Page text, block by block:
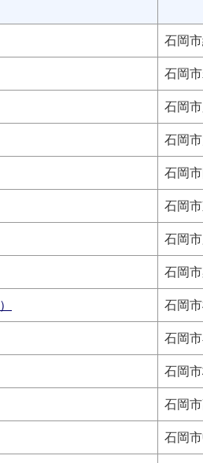
石岡
石岡
石岡
石岡
石岡
石岡
石岡
石岡
石岡
石岡
石岡
石岡
石岡